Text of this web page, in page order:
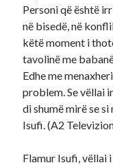
Personi që është
në bisedë, në
këtë moment i
tavolinë me
Edhe me
problem. Se vëllai
di shumë mirë se
Isufi. (A2
Flamur Isufi, vëllai